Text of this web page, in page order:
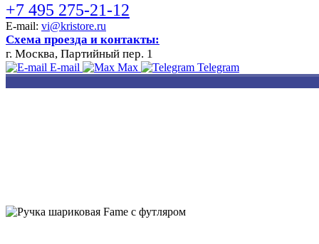
+7 495 275-21-12
E-mail: vi@kristore.ru
Схема проезда и контакты:
г. Москва, Партийный пер. 1
E-mail Max Telegram